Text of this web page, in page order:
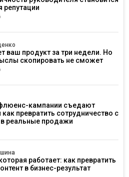
репутации
ваш продукт за три недели. Но
скопировать не сможет
кампании съедают
превратить сотрудничество с
реальные продажи
работает: как превратить
в бизнес-результат